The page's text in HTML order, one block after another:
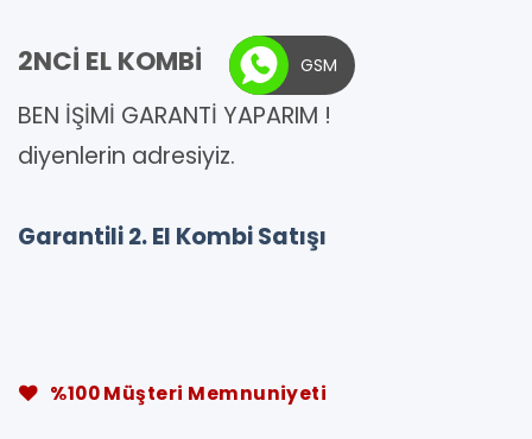
2NCİ EL KOMBİ
BEN İŞİMİ GARANTİ YAPARIM !
diyenlerin adresiyiz.
Garantili 2. El Kombi Satışı
%100 Müşteri Memnuniyeti
GSM